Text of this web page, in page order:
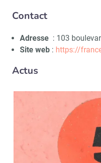
Contact
Adresse : 103
Site web: https://
Actus